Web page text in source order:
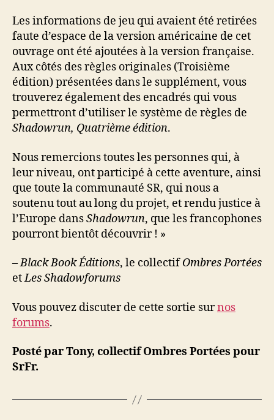
Les informations de jeu qui avaient été retirées
faute d’espace de la version américaine de cet
ouvrage ont été ajoutées à la version française.
Aux côtés des règles originales (Troisième
édition) présentées dans le supplément, vous
trouverez également des encadrés qui vous
permettront d’utiliser le système de règles de
Shadowrun, Quatrième édition.
Nous remercions toutes les personnes qui, à
leur niveau, ont participé à cette aventure, ainsi
que toute la communauté SR, qui nous a
soutenu tout au long du projet, et rendu justice à
l’Europe dansShadowrun, que les francophones
pourront bientôt découvrir ! »
–Black Book Éditions, le collectifOmbres Portées
etLes Shadowforums
Vous pouvez discuter de cette sortie surnos
forums.
Posté par Tony, collectif Ombres Portées pour
SrFr.